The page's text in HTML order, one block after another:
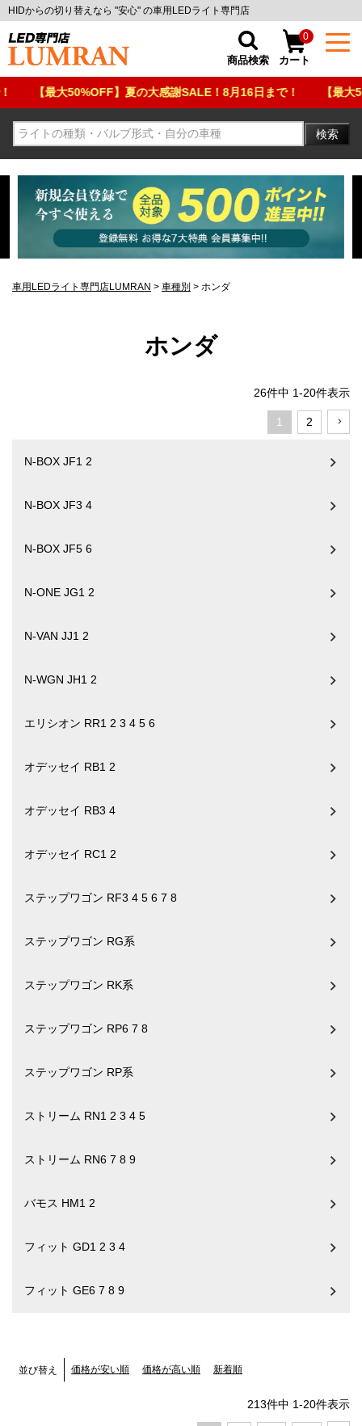
HIDからの切り替えなら "安心" の車用LEDライト専門店
商品検索 カート
0
】夏の大感謝SALE！8月16日まで！ 【最大50%OFF】夏の大
検索
車用LEDライト専門店LUMRAN 車種別 ホンダ
ホンダ
26件中 1-20件表示
1 2
N-BOX JF1 2
N-BOX JF3 4
N-BOX JF5 6
N-ONE JG1 2
N-VAN JJ1 2
N-WGN JH1 2
エリシオン RR1 2 3 4 5 6
オデッセイ RB1 2
オデッセイ RB3 4
オデッセイ RC1 2
ステップワゴン RF3 4 5 6 7 8
ステップワゴン RG系
ステップワゴン RK系
ステップワゴン RP6 7 8
ステップワゴン RP系
ストリーム RN1 2 3 4 5
ストリーム RN6 7 8 9
バモス HM1 2
フィット GD1 2 3 4
フィット GE6 7 8 9
並び替え 価格が安い順 価格が高い順 新着順
213件中 1-20件表示